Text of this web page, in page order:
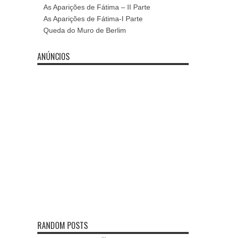
As Aparições de Fátima – II Parte
As Aparições de Fátima-I Parte
Queda do Muro de Berlim
ANÚNCIOS
RANDOM POSTS